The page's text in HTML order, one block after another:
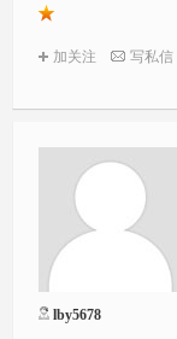
加关注 写私信
lby5678